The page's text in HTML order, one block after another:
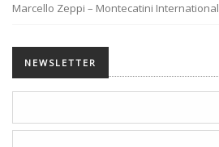
Marcello Zeppi – Montecatini International
NEWSLETTER